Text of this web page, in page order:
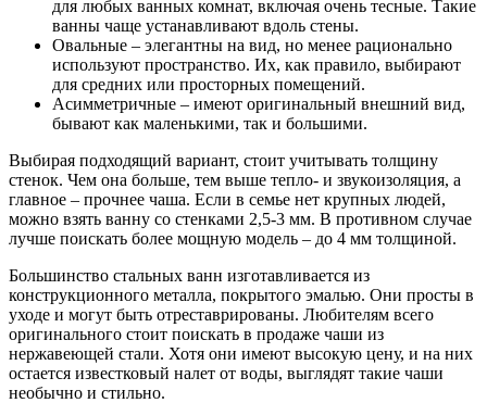
для любых ванных комнат, включая очень тесные. Такие
ванны чаще устанавливают вдоль стены.
Овальные – элегантны на вид, но менее рационально
используют пространство. Их, как правило, выбирают
для средних или просторных помещений.
Асимметричные – имеют оригинальный внешний вид,
бывают как маленькими, так и большими.
Выбирая подходящий вариант, стоит учитывать толщину
стенок. Чем она больше, тем выше тепло- и звукоизоляция, а
главное – прочнее чаша. Если в семье нет крупных людей,
можно взять ванну со стенками 2,5-3 мм. В противном случае
лучше поискать более мощную модель – до 4 мм толщиной.
Большинство стальных ванн изготавливается из
конструкционного металла, покрытого эмалью. Они просты в
уходе и могут быть отреставрированы. Любителям всего
оригинального стоит поискать в продаже чаши из
нержавеющей стали. Хотя они имеют высокую цену, и на них
остается известковый налет от воды, выглядят такие чаши
необычно и стильно.